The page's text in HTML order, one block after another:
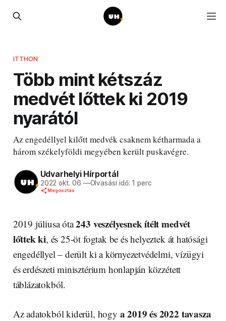
ITTHON
Több mint kétszáz
medvét lőttek ki 2019
nyarától
Az engedéllyel kilőtt medvék csaknem kétharmada a
három székelyföldi megyében került puskavégre.
Udvarhelyi Hírportál
2022 okt. 06 —Olvasási idő: 1 perc
Megosztás
2019 júliusa óta243 veszélyesnek ítélt medvét
lőttek ki, és 25-öt fogtak be és helyeztek át hatósági
engedéllyel – derült ki a környezetvédelmi, vízügyi
és erdészeti minisztérium honlapján közzétett
táblázatokból.
Az adatokból kiderül, hogy a 2019 és 2022 tavasza